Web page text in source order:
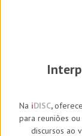
Na iDISC,
para reuniões
discursos ao